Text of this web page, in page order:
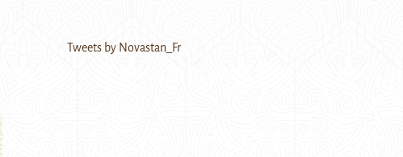
Tweets by Novastan_Fr